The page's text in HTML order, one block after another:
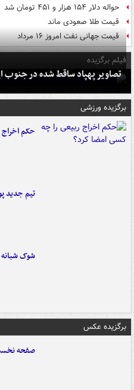
حواله دلار ۱۵۴ هزار و ۴۵۱ تومان شد
قیمت طلا صعودی ماند
قیمت جهانی نفت امروز ۱۶ مرداد
فیلم برگزیده
تصاویر پهپاد ساقط شده در جنوب
برگزیده ورزشی
حکم
تیم جدید
شوک شبانه
برگزیده عکس
صفحه نخست